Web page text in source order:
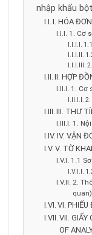
nhập khẩu
I. HÓA
1. Cơ
II. HỢP
1. Cơ
2.
III. THƯ
1.
IV. VẬN
V. TỜ
1.1
2.
quan)
VI. PHIẾU
VII. GIẤY
OF